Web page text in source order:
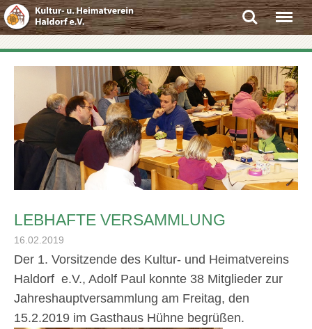
SearchMenu
LEBHAFTE VERSAMMLUNG
16.02.2019
Der 1. Vorsitzende des Kultur- und Heimatvereins
Haldorf e.V., Adolf Paul konnte 38 Mitglieder zur
Jahreshauptversammlung am Freitag, den
15.2.2019 im Gasthaus Hühne begrüßen.